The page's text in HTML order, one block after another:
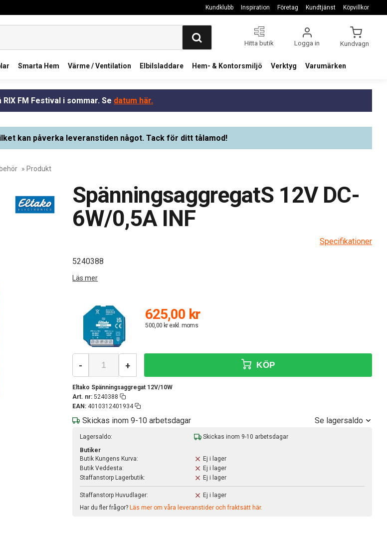
Kundklubb Inspiration Företag Kundtjänst Köpvillkor
Hitta butik Logga in Kundvagn
Smarta Hem Värme / Ventilation Elbilsladdare Hem- & Kontorsmiljö Verktyg Varumärken
FM Festival i sommar. Se datum här.
kan påverka leveranstiden något. Tack för ditt tålamod!
» Produkt
SpänningsaggregatS 12V DC-
6W/0,5A INF
Specifikationer
5240388
Läs mer
625,00 kr
500,00 kr exkl. moms
Eltako Spänningsaggregat 12V/10W
Art. nr: 5240388
EAN: 4010312401934
- + KÖP
Skickas inom 9-10 arbetsdagar Se lagersaldo
Lagersaldo:
Skickas inom 9-10 arbetsdagar
Butiker
Butik Kungens Kurva:
Ej i lager
Butik Veddesta:
Ej i lager
Staffanstorp Lagerbutik:
Ej i lager
Staffanstorp Huvudlager:
Ej i lager
Har du fler frågor? Läs mer om våra leveranstider och fraktsätt här.